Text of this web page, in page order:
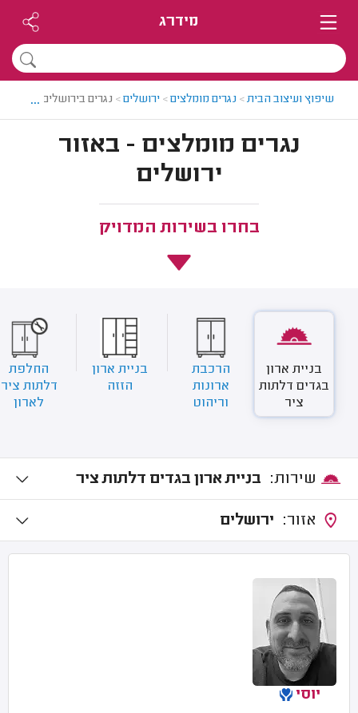
מידרג
שיפוץ ועיצוב הבית> נגרים מומלצים> ירושלים> נגרים בירושלים ...
נגרים מומלצים - באזור
ירושלים
בחרו בשירות המדויק
בניית ארון
בגדים דלתות
ציר
הרכבת
ארונות
וריהוט
בניית ארון
הזזה
החלפת
דלתות ציר
לארון
בניית ארון בגדים דלתות ציר
ירושלים
יוסי